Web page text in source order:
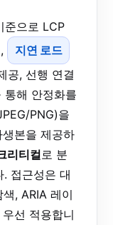
으로 LCP
지연 로드
공, 선행 연결
해 안정화를
PNG)을
본을 제공하
리티컬로 분
접근성은 대
, ARIA 레이
선 적용합니